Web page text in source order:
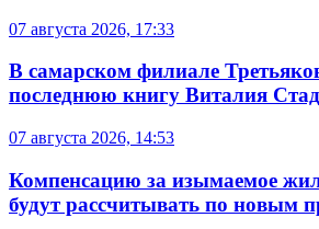
07 августа 2026, 17:33
В самарском филиале
последнюю книгу Виталия
07 августа 2026, 14:53
Компенсацию за изымаемое
будут рассчитывать по новым